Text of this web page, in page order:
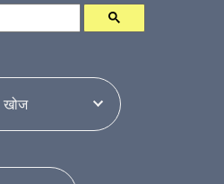
विषय सूची परिवर्तन करें